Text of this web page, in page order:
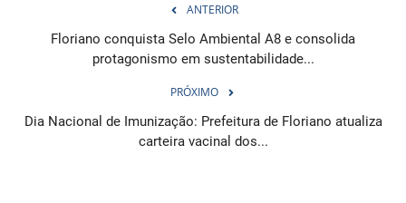
ANTERIOR
Floriano conquista Selo Ambiental A8 e consolida
protagonismo em sustentabilidade...
PRÓXIMO
Dia Nacional de Imunização: Prefeitura de Floriano atualiza
carteira vacinal dos...